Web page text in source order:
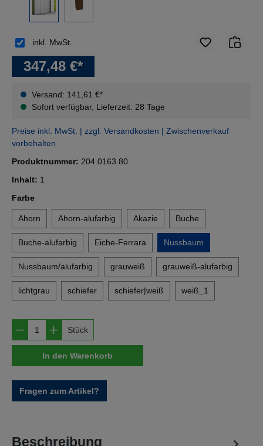
347,48 €*
Versand: 141,61 €*
Sofort verfügbar, Lieferzeit: 28 Tage
inkl. MwSt.
Preise inkl. MwSt. | zzgl. Versandkosten | Zwischenverkauf
vorbehalten
Produktnummer: 204.0163.80
Inhalt: 1
Farbeauswählen
Ahorn Ahorn-alufarbig Akazie Buche
Buche-alufarbig Eiche-Ferrara Nussbaum
Nussbaum/alufarbig grauweiß grauweiß-alufarbig
lichtgrau schiefer schiefer|weiß weiß_1
Produkt Anzahl: Gib den gewünschten
Stück
In den Warenkorb
Fragen zum Artikel?
Beschreibung